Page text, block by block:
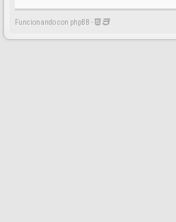
Funcionando con phpBB -